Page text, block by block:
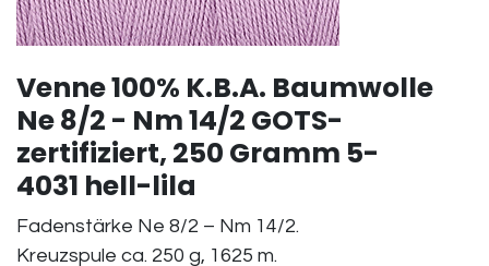
Venne 100% K.B.A. Baumwolle
Ne 8/2 - Nm 14/2 GOTS-
zertifiziert, 250 Gramm 5-
4031 hell-lila
Fadenstärke Ne 8/2 – Nm 14/2.
Kreuzspule ca. 250 g, 1625 m.